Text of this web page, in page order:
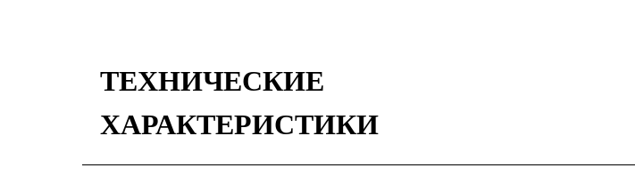
ТЕХНИЧЕСКИЕ
ХАРАКТЕРИСТИКИ